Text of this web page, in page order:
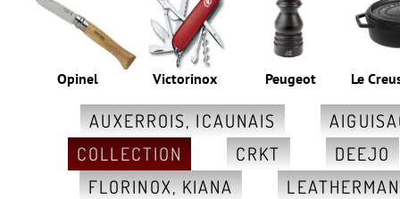
AUXERROIS, ICAUNAIS
COLLECTION
CRKT
DEEJO
FLORINOX, KIANA
LEATHERMAN
Peugeot Le
Victorinox
Opinel